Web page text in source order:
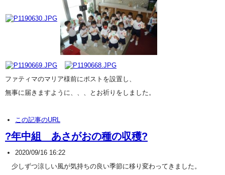
ファティマのマリア様前にポストを設置し、
無事に届きますように、、、とお祈りをしました。
この記事のURL
?年中組 あさがおの種の収穫?
2020/09/16 16:22
少しずつ涼しい風が気持ちの良い季節に移り変わってきました。